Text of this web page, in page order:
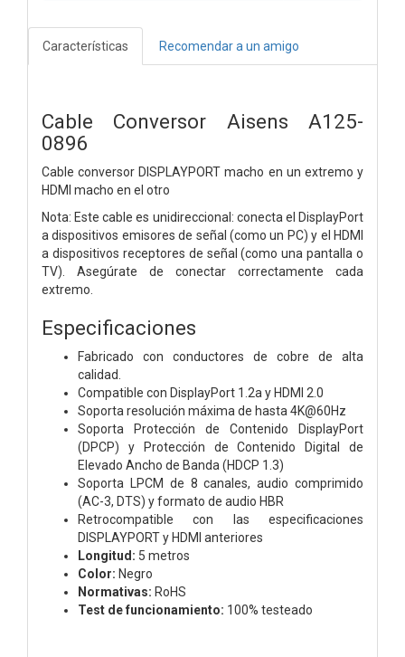
Características Recomendar a un amigo
Cable Conversor Aisens A125-
0896
Cable conversor DISPLAYPORT macho en un extremo y
HDMI macho en el otro
Nota: Este cable es unidireccional: conecta el DisplayPort
a dispositivos emisores de señal (como un PC) y el HDMI
a dispositivos receptores de señal (como una pantalla o
TV). Asegúrate de conectar correctamente cada
extremo.
Especificaciones
Fabricado con conductores de cobre de alta
calidad.
Compatible con DisplayPort 1.2a y HDMI 2.0
Soporta resolución máxima de hasta 4K@60Hz
Soporta Protección de Contenido DisplayPort
(DPCP) y Protección de Contenido Digital de
Elevado Ancho de Banda (HDCP 1.3)
Soporta LPCM de 8 canales, audio comprimido
(AC-3, DTS) y formato de audio HBR
Retrocompatible con las especificaciones
DISPLAYPORT y HDMI anteriores
Longitud: 5 metros
Color: Negro
Normativas: RoHS
Test de funcionamiento: 100% testeado